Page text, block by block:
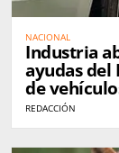
NACIONAL
Industria
ayudas del
de
REDACCIÓN